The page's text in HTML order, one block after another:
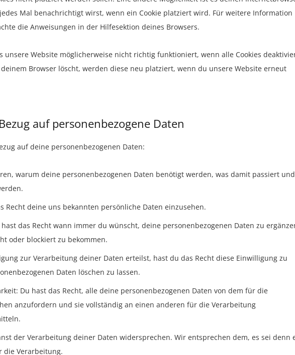
Mal benachrichtigt wirst, wenn ein Cookie platziert wird. Für weitere Information
die Anweisungen in der Hilfesektion deines Browsers.
unsere Website möglicherweise nicht richtig funktioniert, wenn alle Cookies
Browser löscht, werden diese neu platziert, wenn du unsere Website erneut
auf personenbezogene Daten
auf deine personenbezogenen Daten:
warum deine personenbezogenen Daten benötigt werden, was damit passiert und
Recht deine uns bekannten persönliche Daten einzusehen.
das Recht wann immer du wünscht, deine personenbezogenen Daten zu
oder blockiert zu bekommen.
zur Verarbeitung deiner Daten erteilst, hast du das Recht diese Einwilligung zu
Daten löschen zu lassen.
Du hast das Recht, alle deine personenbezogenen Daten von dem für die
anzufordern und sie vollständig an einen anderen für die Verarbeitung
der Verarbeitung deiner Daten widersprechen. Wir entsprechen dem, es sei denn
die Verarbeitung.